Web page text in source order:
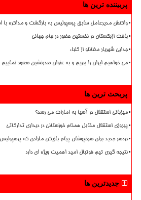
پربیننده ترین ها
واکنش مدیرعامل سابق پرسپولیس به بازگشت و مذاکره
باخت ازبکستان در نخستین حضور در جام جهانی
جدایی شهریار مغانلو از کلباء
می خواهیم ایران را ببریم و به عنوان صدرنشین صعود نماییم
پربحث ترین ها
میزبانی استقلال در آسیا به امارات می رسد؟
پیروزی استقلال مقابل همنام خوزستانی در دیداری تدارکاتی
دردسر جدید برای سرخپوشان پیام بازیکن مازادی که پرسپولیس
نتیجه گیری تیم فوتبال امید اهمیت ویژه ای دارد
جدیدترین ها